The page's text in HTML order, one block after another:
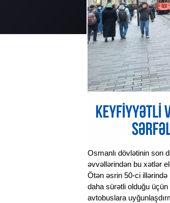
Osmanlı dövlətinin son
əvvəllərindən bu xətlər
Ötən əsrin 50-ci
daha sürətli olduğu üçün
avtobuslara